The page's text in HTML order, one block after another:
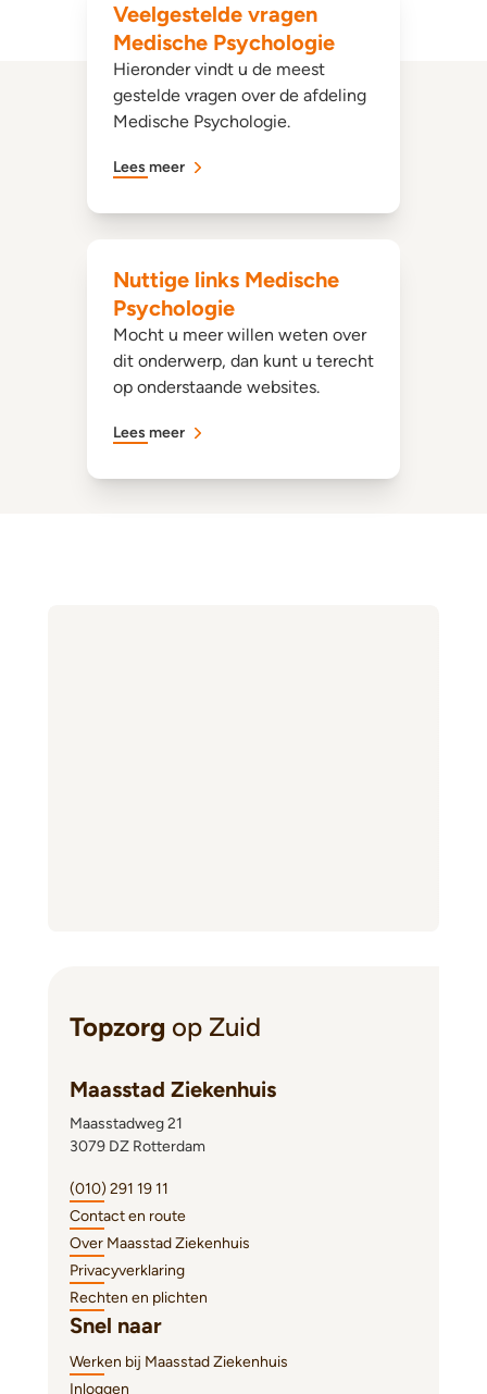
Veelgestelde vragen
Medische Psychologie
Hieronder vindt u de meest
gestelde vragen over de afdeling
Medische Psychologie.
Lees meer
Nuttige links Medische
Psychologie
Mocht u meer willen weten over
dit onderwerp, dan kunt u terecht
op onderstaande websites.
Lees meer
Topzorg op Zuid
Maasstad Ziekenhuis
Maasstadweg 21
3079 DZ Rotterdam
(010) 291 19 11
Contact en route
Over Maasstad Ziekenhuis
Privacyverklaring
Rechten en plichten
Snel naar
Werken bij Maasstad Ziekenhuis
Inloggen